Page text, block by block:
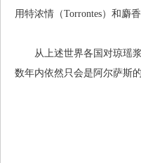
用特浓情（Torrontes）和麝
从上述世界各国对琼瑶浆
数年内依然只会是阿尔萨斯的